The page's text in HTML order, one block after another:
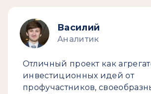
Василий
Аналитик
Отличный проект как
инвестиционных идей от
профучастников,